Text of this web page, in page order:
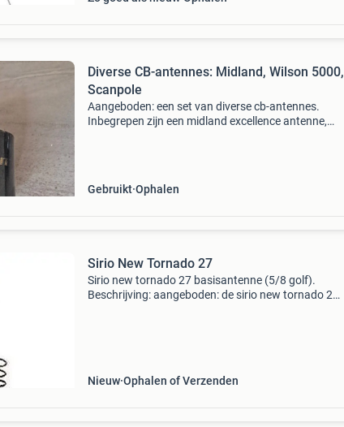
Diverse CB-antennes: Midland, Wilson 5000,
Scanpole
Aangeboden: een set van diverse cb-antennes.
Inbegrepen zijn een midland excellence antenne,
Gebruikt Ophalen
Sirio New Tornado 27
Sirio new tornado 27 basisantenne (5/8 golf).
Beschrijving: aangeboden: de sirio new tornado 27,
Nieuw Ophalen of Verzenden